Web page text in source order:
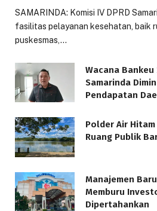
SAMARINDA: Komisi IV DPRD
fasilitas pelayanan kesehatan, baik
puskesmas,…
Wacana Bankeu
Samarinda
Pendapatan
Polder Air
Ruang Publik
Manajemen
Memburu
Dipertahankan